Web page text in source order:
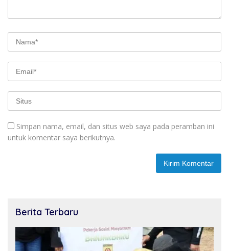
Simpan nama, email, dan situs web saya pada peramban ini
untuk komentar saya berikutnya.
Berita Terbaru